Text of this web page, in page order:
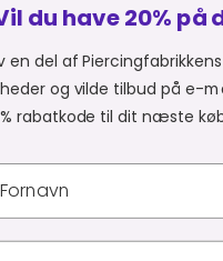
i
på dit næste
univers, og modtag
på e-mail, så sender vi dig
køb 💞